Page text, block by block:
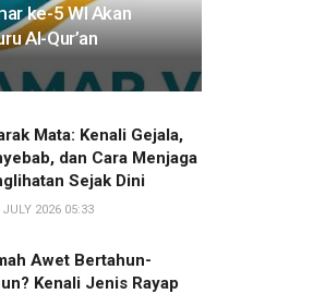
ke-5 WI Akan
Al-Qur’an
Mata: Kenali Gejala,
dan Cara Menjaga
Sejak Dini
2026 05:33
Awet Bertahun-
Kenali Jenis Rayap